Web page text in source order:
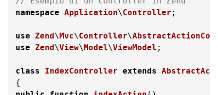
namespace Application\Controller ;
use Zend\Mvc\Controller\
use
Zend\View\Model\ViewModel ;
class IndexController extends